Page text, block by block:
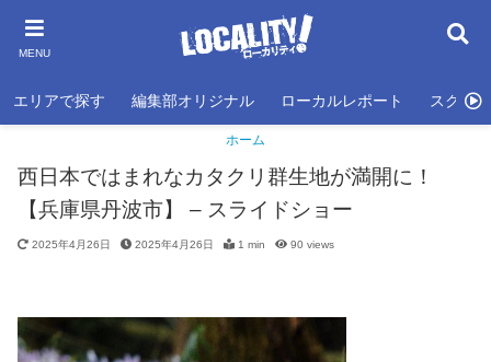
MENU
エリアで探す 編集部オリジナル ローカルレポート スクール
ホーム
西日本ではまれなカタクリ群生地が満開に！
【兵庫県丹波市】 – スライドショー
2025年4月26日 2025年4月26日 1 min 90 views